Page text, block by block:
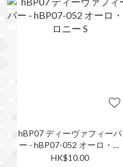
hBP07 ディーヴァフィーバ
ー - hBP07-052 オーロ・ク
ロニー S
HK$10.00